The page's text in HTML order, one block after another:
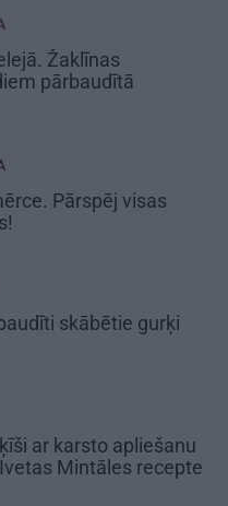
Žaklīnas
pārbaudītā
. Pārspēj visas
skābētie gurķi
ar karsto apliešanu
Mintāles recepte